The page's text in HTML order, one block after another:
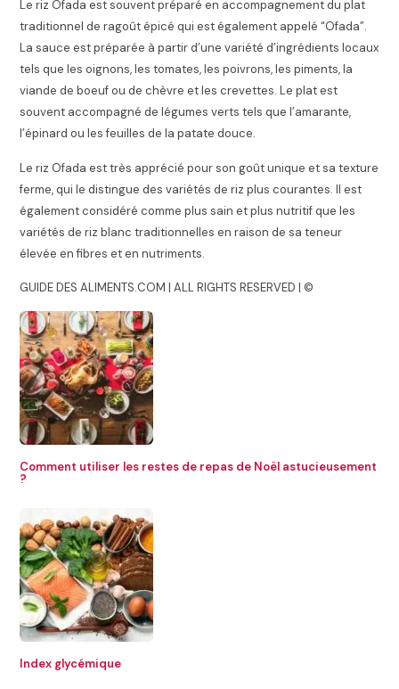
Le riz Ofada est souvent préparé en accompagnement du plat
traditionnel de ragoût épicé qui est également appelé “Ofada”.
La sauce est préparée à partir d’une variété d’ingrédients locaux
tels que les oignons, les tomates, les poivrons, les piments, la
viande de boeuf ou de chèvre et les crevettes. Le plat est
souvent accompagné de légumes verts tels que l’amarante,
l’épinard ou les feuilles de la patate douce.
Le riz Ofada est très apprécié pour son goût unique et sa texture
ferme, qui le distingue des variétés de riz plus courantes. Il est
également considéré comme plus sain et plus nutritif que les
variétés de riz blanc traditionnelles en raison de sa teneur
élevée en fibres et en nutriments.
GUIDE DES ALIMENTS.COM | ALL RIGHTS RESERVED | ©
Comment utiliser les restes de repas de Noël astucieusement
?
Index glycémique